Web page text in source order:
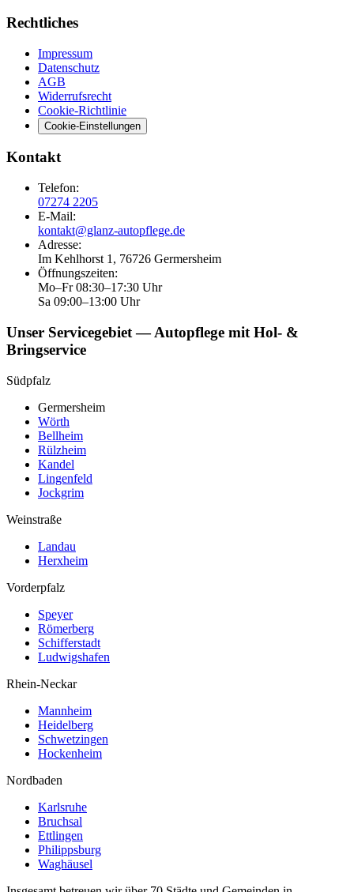
Rechtliches
Impressum
Datenschutz
AGB
Widerrufsrecht
Cookie-Richtlinie
Cookie-Einstellungen
Kontakt
Telefon:
07274 2205
E-Mail:
kontakt@glanz-autopflege.de
Adresse:
Im Kehlhorst 1, 76726 Germersheim
Öffnungszeiten:
Mo–Fr 08:30–17:30 Uhr
Sa 09:00–13:00 Uhr
Unser Servicegebiet — Autopflege mit Hol- &
Bringservice
Südpfalz
Germersheim
Wörth
Bellheim
Rülzheim
Kandel
Lingenfeld
Jockgrim
Weinstraße
Landau
Herxheim
Vorderpfalz
Speyer
Römerberg
Schifferstadt
Ludwigshafen
Rhein-Neckar
Mannheim
Heidelberg
Schwetzingen
Hockenheim
Nordbaden
Karlsruhe
Bruchsal
Ettlingen
Philippsburg
Waghäusel